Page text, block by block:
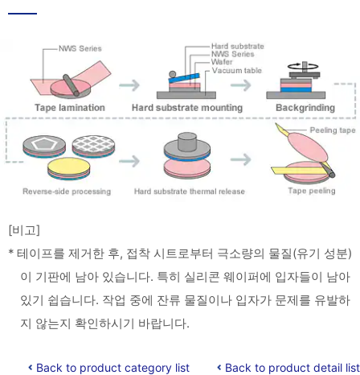
[비고]
* 테이프를 제거한 후, 접착 시트로부터 극소량의 물질(유기 성분)
이 기판에 남아 있습니다. 특히 실리콘 웨이퍼에 입자들이 남아
있기 쉽습니다. 작업 중에 잔류 물질이나 입자가 문제를 유발하
지 않는지 확인하시기 바랍니다.
Back to product category list Back to product detail list